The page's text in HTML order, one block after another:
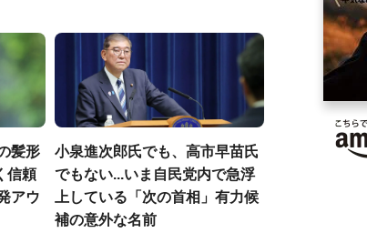
髪形
信頼
アウ
小泉進次郎氏でも、高市早苗氏
でもない...いま自民党内で急浮
上している「次の首相」有力候
補の意外な名前